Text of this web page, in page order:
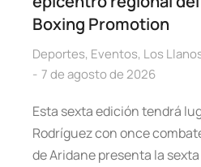
Boxing Promotion
Deportes, Eventos, Los
7 de agosto de 2026
Esta sexta edición tendrá
Rodríguez con once
de Aridane presenta la